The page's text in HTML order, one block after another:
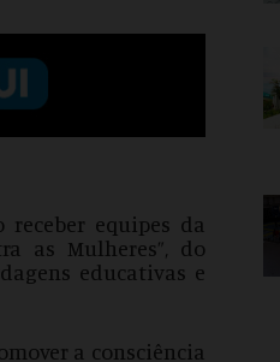
equipes da
as Mulheres”, do
educativas e
a consciência